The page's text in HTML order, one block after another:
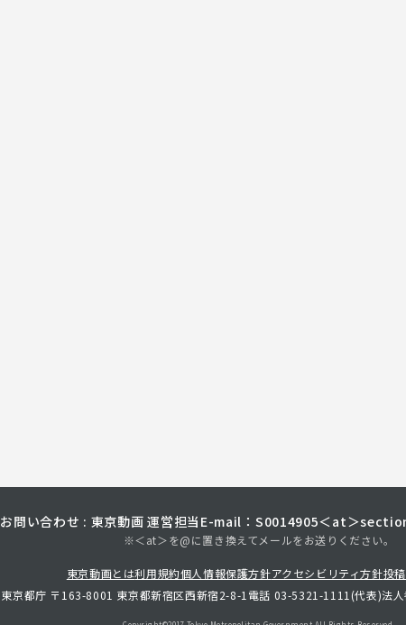
お問い合わせ : 東京動画 運営担当 E-mail：S0014905＜at＞
※＜at＞を@に置き換えてメールをお送りください。
東京動画とは利用規約個人情報保護方針アクセシビリティ方針投
東京都庁 〒163-8001 東京都新宿区西新宿2-8-1 電話 03-5321-1111(代表)法